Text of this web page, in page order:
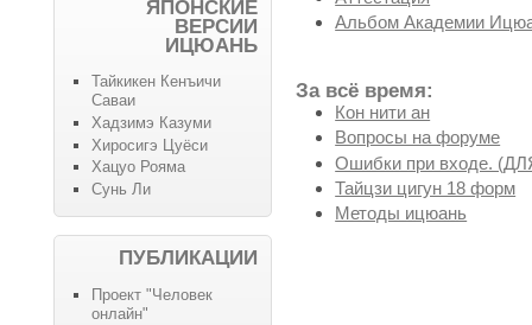
Альбом Академии
За всё время:
Кон нити ан
Вопросы на форуме
Ошибки при входе.
Тайцзи цигун 18 форм
Методы ицюань
ЯПОНСКИЕ
ВЕРСИИ
ИЦЮАНЬ
Тайкикен Кенъичи
Саваи
Хадзимэ Казуми
Хиросигэ Цуёси
Хацуо Рояма
Сунь Ли
ПУБЛИКАЦИИ
Проект "Человек
онлайн"